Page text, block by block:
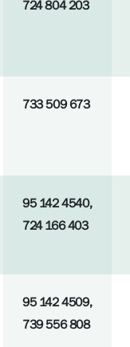
724 804 203
733 509 673
95 142 4540,
724 166 403
95 142 4509,
739 556 808